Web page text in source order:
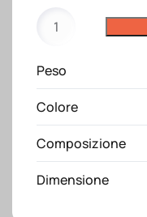
multi-
USB
da
parete
plastica
con
Peso
Colore
Composizione
Dimensione